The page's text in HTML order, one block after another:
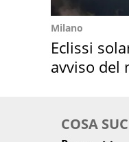
Milano
Eclissi
avviso del